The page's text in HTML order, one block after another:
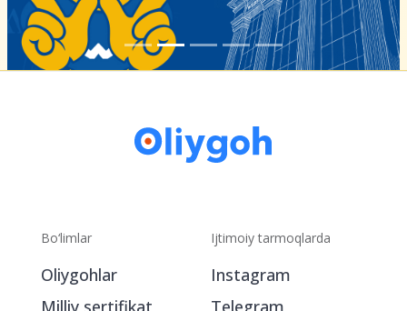
Bo‘limlar
Oliygohlar
Milliy sertifikat
Ijtimoiy tarmoqlarda
Instagram
Telegram